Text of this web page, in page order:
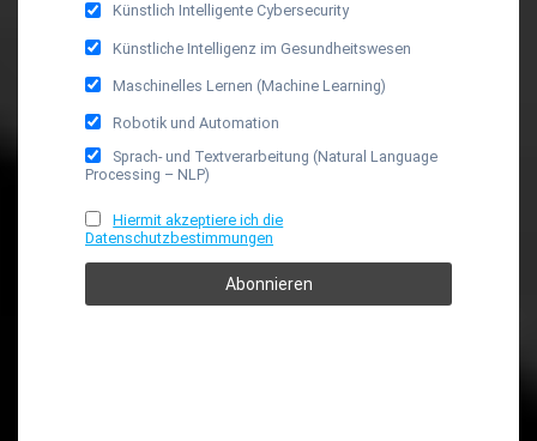
Künstlich Intelligente Cybersecurity
Künstliche Intelligenz im Gesundheitswesen
Maschinelles Lernen (Machine Learning)
Robotik und Automation
Sprach- und Textverarbeitung (Natural Language
Processing – NLP)
Hiermit akzeptiere ich die
Datenschutzbestimmungen